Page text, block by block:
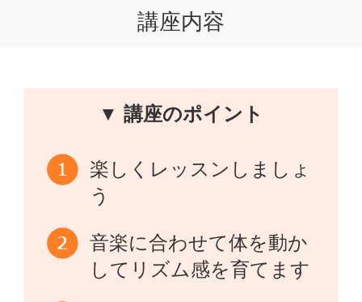
講座内容
▼ 講座のポイント
楽しくレッスンしましょ
う
音楽に合わせて体を動か
してリズム感を育てます